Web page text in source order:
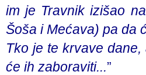
im je Travnik izišao
Šoša i Mećava) pa da
Tko je te krvave
će ih zaboraviti...”